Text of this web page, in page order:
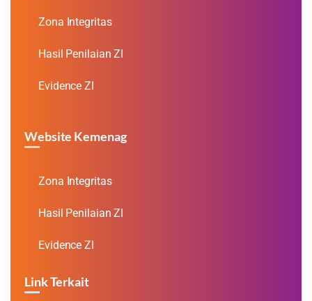
Zona Integritas
Hasil Penilaian ZI
Evidence ZI
Website Kemenag
Zona Integritas
Hasil Penilaian ZI
Evidence ZI
Link Terkait